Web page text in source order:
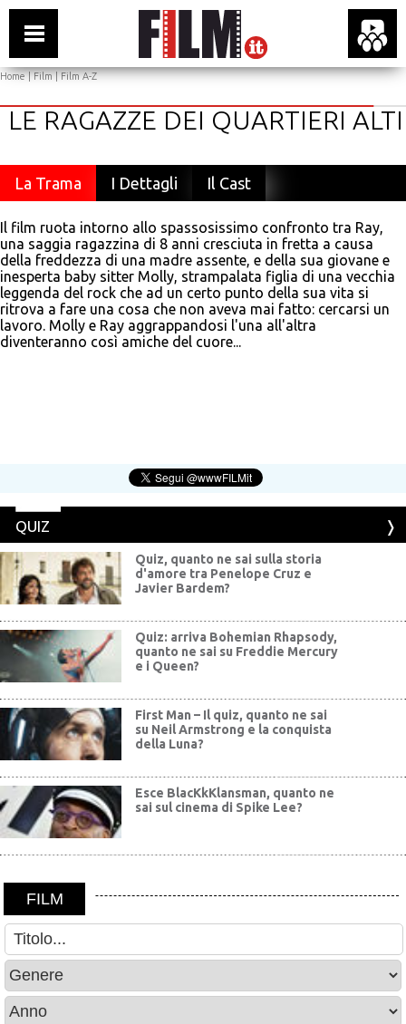
Home|Film|Film A-Z
LE RAGAZZE DEI QUARTIERI ALTI
La Trama I Dettagli Il Cast
Il film ruota intorno allo spassosissimo confronto tra Ray,
una saggia ragazzina di 8 anni cresciuta in fretta a causa
della freddezza di una madre assente, e della sua giovane e
inesperta baby sitter Molly, strampalata figlia di una vecchia
leggenda del rock che ad un certo punto della sua vita si
ritrova a fare una cosa che non aveva mai fatto: cercarsi un
lavoro. Molly e Ray aggrappandosi l'una all'altra
diventeranno così amiche del cuore...
QUIZ
Quiz, quanto ne sai sulla storia
d'amore tra Penelope Cruz e
Javier Bardem?
Quiz: arriva Bohemian Rhapsody,
quanto ne sai su Freddie Mercury
e i Queen?
First Man – Il quiz, quanto ne sai
su Neil Armstrong e la conquista
della Luna?
Esce BlacKkKlansman, quanto ne
sai sul cinema di Spike Lee?